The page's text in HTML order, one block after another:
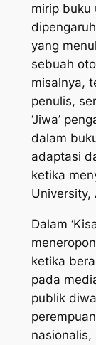
mirip buku
yang
sebuah
misalnya,
penulis,
‘Jiwa’
dalam
adaptasi
ketika
University,
Dalam ‘
ketika
pada
publik